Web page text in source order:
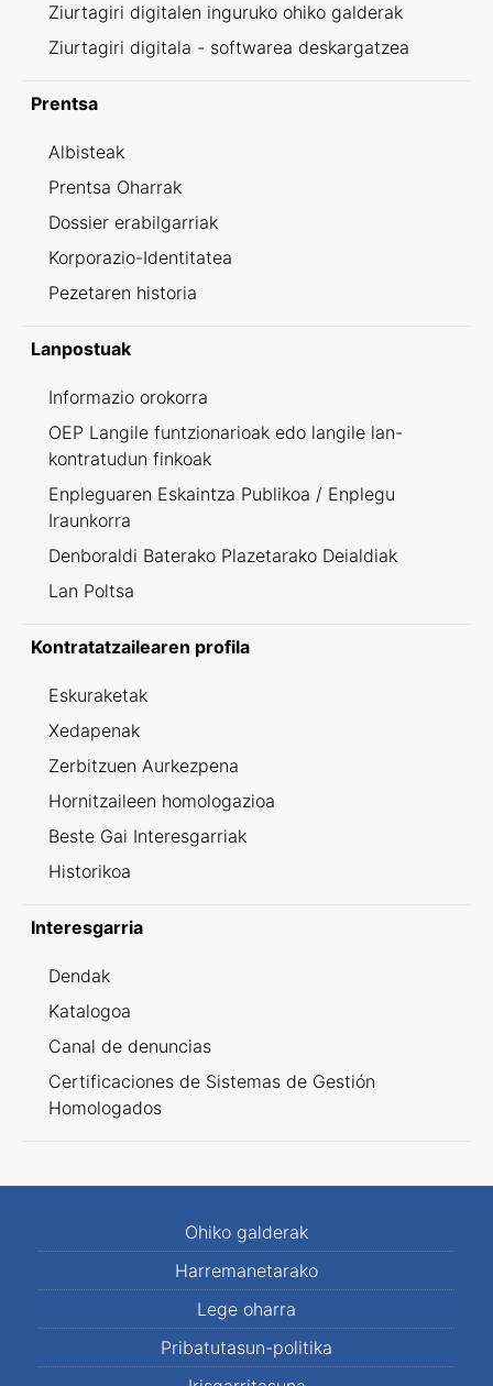
Ziurtagiri digitalen inguruko ohiko galderak
Ziurtagiri digitala - softwarea deskargatzea
Prentsa
Albisteak
Prentsa Oharrak
Dossier erabilgarriak
Korporazio-Identitatea
Pezetaren historia
Lanpostuak
Informazio orokorra
OEP Langile funtzionarioak edo langile lan-
kontratudun finkoak
Enpleguaren Eskaintza Publikoa / Enplegu
Iraunkorra
Denboraldi Baterako Plazetarako Deialdiak
Lan Poltsa
Kontratatzailearen profila
Eskuraketak
Xedapenak
Zerbitzuen Aurkezpena
Hornitzaileen homologazioa
Beste Gai Interesgarriak
Historikoa
Interesgarria
Dendak
Katalogoa
Canal de denuncias
Certificaciones de Sistemas de Gestión
Homologados
Ohiko galderak
Harremanetarako
Lege oharra
Pribatutasun-politika